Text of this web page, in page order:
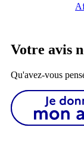
Votre avis
Qu'avez-vous